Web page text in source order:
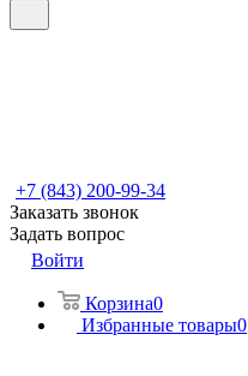
+7 (843) 200-99-34
Заказать звонок
Задать вопрос
Войти
Корзина0
Избранные товары0